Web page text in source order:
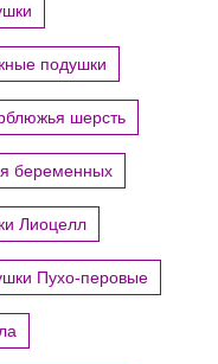
подушки
шерсть
беременных
Лиоцелл
Пухо-перовые